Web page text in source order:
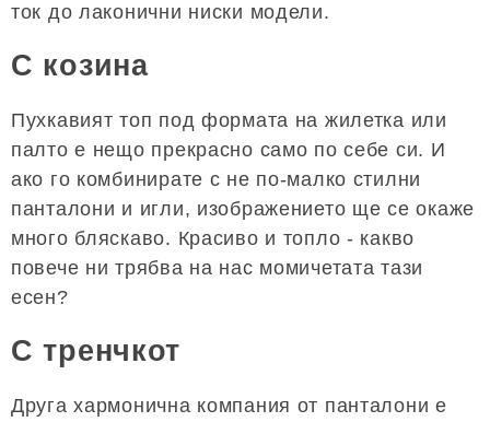
ток до лаконични ниски модели.
С козина
Пухкавият топ под формата на жилетка или
палто е нещо прекрасно само по себе си. И
ако го комбинирате с не по-малко стилни
панталони и игли, изображението ще се окаже
много бляскаво. Красиво и топло - какво
повече ни трябва на нас момичетата тази
есен?
С тренчкот
Друга хармонична компания от панталони е